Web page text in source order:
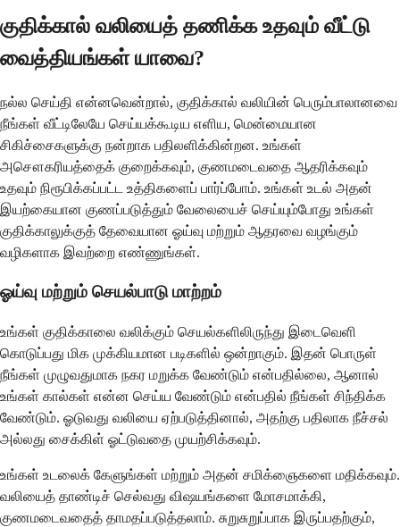
குதிக்கால் வலியைத் தணிக்க உதவும் வீட்டு
வைத்தியங்கள் யாவை?
நல்ல செய்தி என்னவென்றால், குதிக்கால் வலியின் பெரும்பாலானவை
நீங்கள் வீட்டிலேயே செய்யக்கூடிய எளிய, மென்மையான
சிகிச்சைகளுக்கு நன்றாக பதிலளிக்கின்றன. உங்கள்
அசௌகரியத்தைக் குறைக்கவும், குணமடைவதை ஆதரிக்கவும்
உதவும் நிரூபிக்கப்பட்ட உத்திகளைப் பார்ப்போம். உங்கள் உடல் அதன்
இயற்கையான குணப்படுத்தும் வேலையைச் செய்யும்போது உங்கள்
குதிக்காலுக்குத் தேவையான ஓய்வு மற்றும் ஆதரவை வழங்கும்
வழிகளாக இவற்றை எண்ணுங்கள்.
ஓய்வு மற்றும் செயல்பாடு மாற்றம்
உங்கள் குதிக்காலை வலிக்கும் செயல்களிலிருந்து இடைவெளி
கொடுப்பது மிக முக்கியமான படிகளில் ஒன்றாகும். இதன் பொருள்
நீங்கள் முழுவதுமாக நகர மறுக்க வேண்டும் என்பதில்லை, ஆனால்
உங்கள் கால்கள் என்ன செய்ய வேண்டும் என்பதில் நீங்கள் சிந்திக்க
வேண்டும். ஓடுவது வலியை ஏற்படுத்தினால், அதற்கு பதிலாக நீச்சல்
அல்லது சைக்கிள் ஓட்டுவதை முயற்சிக்கவும்.
உங்கள் உடலைக் கேளுங்கள் மற்றும் அதன் சமிக்ஞைகளை மதிக்கவும்.
வலியைத் தாண்டிச் செல்வது விஷயங்களை மோசமாக்கி,
குணமடைவதைத் தாமதப்படுத்தலாம். சுறுசுறுப்பாக இருப்பதற்கும்,